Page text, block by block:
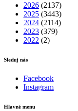
2026 (2137)
2025 (3443)
2024 (2114)
2023 (379)
2022 (2)
Sleduj nás
Facebook
Instagram
Hlavné menu